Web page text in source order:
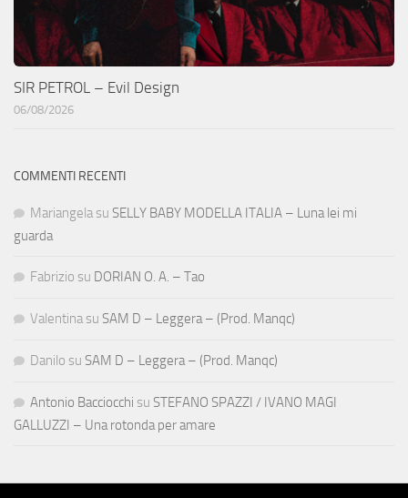
SIR PETROL – Evil Design
06/08/2026
COMMENTI RECENTI
Mariangela su SELLY BABY MODELLA ITALIA – Luna lei mi
guarda
Fabrizio su DORIAN O. A. – Tao
Valentina su SAM D – Leggera – (Prod. Manqc)
Danilo su SAM D – Leggera – (Prod. Manqc)
Antonio Bacciocchi su STEFANO SPAZZI / IVANO MAGI
GALLUZZI – Una rotonda per amare